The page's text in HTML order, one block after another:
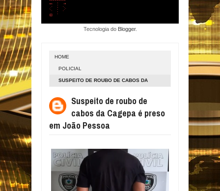
Tecnologia do Blogger.
HOME
POLICIAL
SUSPEITO DE ROUBO DE CABOS DA
Suspeito de roubo de
cabos da Cagepa é preso
em João Pessoa